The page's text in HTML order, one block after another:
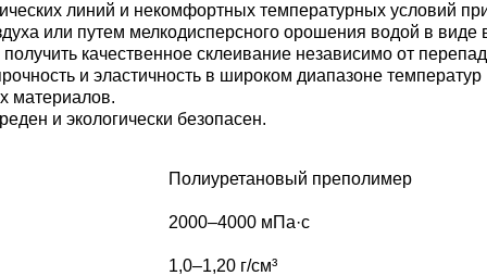
линий и некомфортных температурных условий
или путем мелкодисперсного орошения водой в
качественное склеивание независимо от
и эластичность в широком диапазоне
материалов.
и экологически безопасен.
Полиуретановый преполимер
2000–4000 мПа·с
1,0–1,20 г/см³